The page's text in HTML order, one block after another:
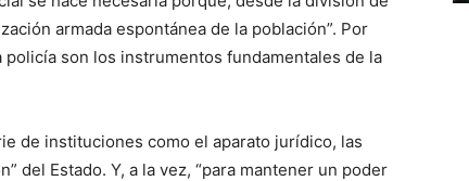
armada espontánea de la población”. Por
son los instrumentos fundamentales de la
de instituciones como el aparato jurídico, las
del Estado. Y, a la vez, “para mantener un poder